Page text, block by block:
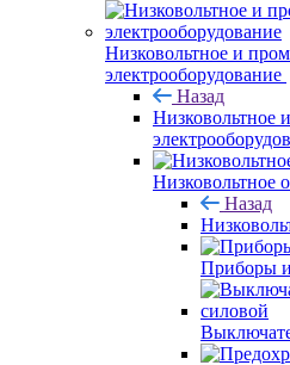
Низковольтное и
электрооборудование
Назад
Низковольтное
Низковольтное
Назад
Приборы